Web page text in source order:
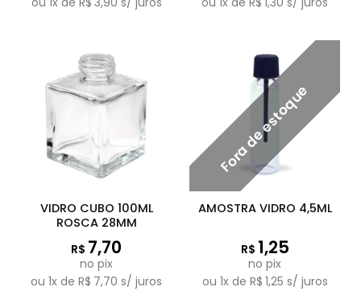
VIDRO CUBO 100ML
ROSCA 28MM
R$ 7,70
no pix
ou 1x de R$ 7,70 s/ juros
Fora de estoque
AMOSTRA VIDRO 4,5ML
R$ 1,25
no pix
ou 1x de R$ 1,25 s/ juros